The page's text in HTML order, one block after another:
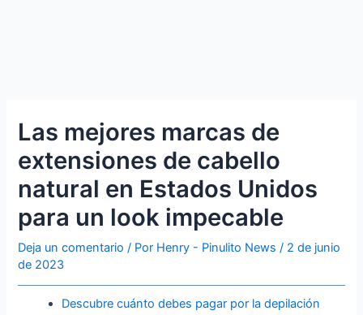
Las mejores marcas de
extensiones de cabello
natural en Estados Unidos
para un look impecable
Deja un comentario / Por Henry - Pinulito News/ 2 de junio
de 2023
Descubre cuánto debes pagar por la depilación